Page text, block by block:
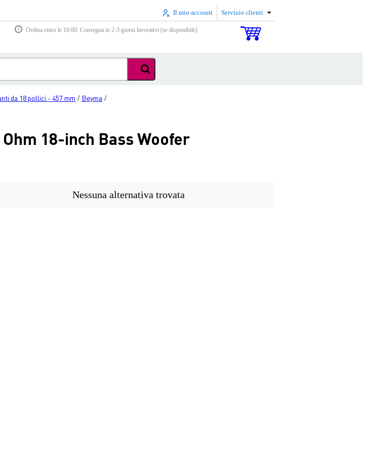
Il mio account Servizio clienti
Ordina entro le 16:00: Consegna in 2-3 giorni lavorativi (se disponibile)
da 18 pollici - 457 mm / Beyma /
18-inch Bass Woofer
Nessuna alternativa trovata